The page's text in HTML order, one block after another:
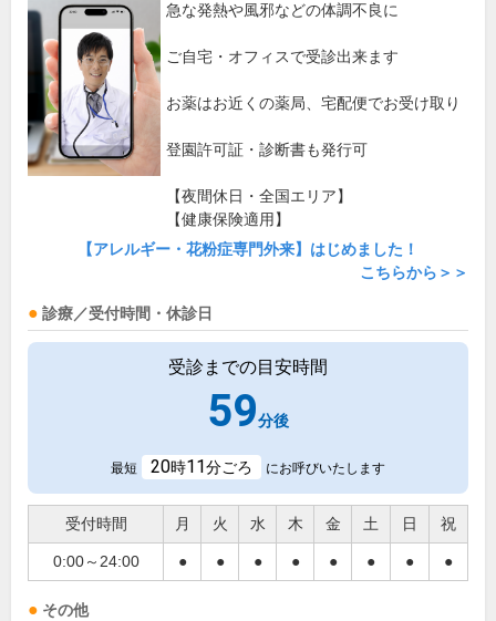
急な発熱や風邪などの体調不良に
ご自宅・オフィスで受診出来ます
お薬はお近くの薬局、宅配便でお受け取り
登園許可証・診断書も発行可
【夜間休日・全国エリア】
【健康保険適用】
【アレルギー・花粉症専門外来】はじめました！
こちらから＞＞
診療／受付時間・休診日
受診までの目安時間
59分後
最短 20時11分ごろ にお呼びいたします
受付時間 月 火 水 木 金 土 日 祝
0:00～24:00 ● ● ● ● ● ● ● ●
その他